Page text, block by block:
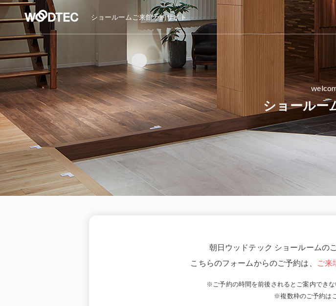
ショールーム ご来館予約サイト
ショールー
朝日ウッドテック ショールームの
こちらのフォームからのご予約は、
ご来
※ご予約の時間を前後されるとご案内でき
※複数枠のご予約は